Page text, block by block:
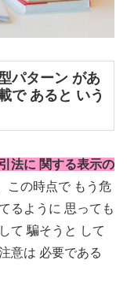
パターン があ
で あると いう
法に 関する表示の
この時点で もう危
るように 思っても
て 騙そうと して
意は 必要である